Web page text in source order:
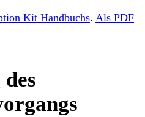
Kit Handbuchs. Als PDF